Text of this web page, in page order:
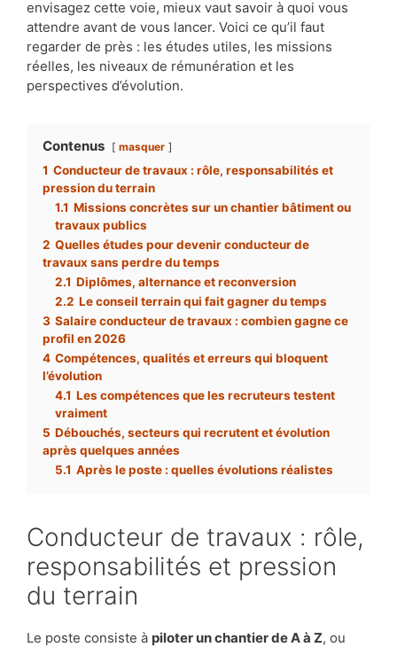
envisagez cette voie, mieux vaut savoir à quoi vous
attendre avant de vous lancer. Voici ce qu’il faut
regarder de près : les études utiles, les missions
réelles, les niveaux de rémunération et les
perspectives d’évolution.
Contenus masquer
1 Conducteur de travaux : rôle, responsabilités et
pression du terrain
1.1 Missions concrètes sur un chantier bâtiment ou
travaux publics
2 Quelles études pour devenir conducteur de
travaux sans perdre du temps
2.1 Diplômes, alternance et reconversion
2.2 Le conseil terrain qui fait gagner du temps
3 Salaire conducteur de travaux : combien gagne ce
profil en 2026
4 Compétences, qualités et erreurs qui bloquent
l’évolution
4.1 Les compétences que les recruteurs testent
vraiment
5 Débouchés, secteurs qui recrutent et évolution
après quelques années
5.1 Après le poste : quelles évolutions réalistes
Conducteur de travaux : rôle,
responsabilités et pression
du terrain
Le poste consiste à piloter un chantier de A à Z, ou